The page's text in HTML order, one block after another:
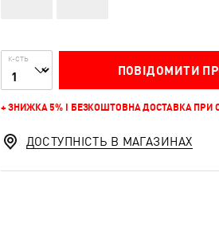
К-СТЬ
ПОВІДОМИТИ
+ ЗНИЖКА 5% І БЕЗКОШТОВНА ДОСТАВКА ПРИ
ДОСТУПНІСТЬ В МАГАЗИНАХ